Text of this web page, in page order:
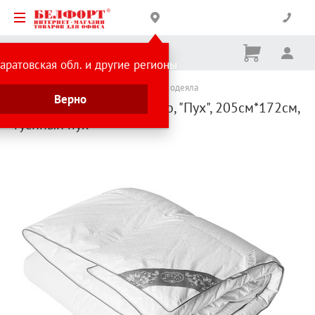
обл. и другие регионы
Верно
Корзина
Ничего
Каталог товаров Текстиль Подушки и одеяла
Одеяло двуспальное, Cleo, "Пух", 205см*172см,
гусиный пух